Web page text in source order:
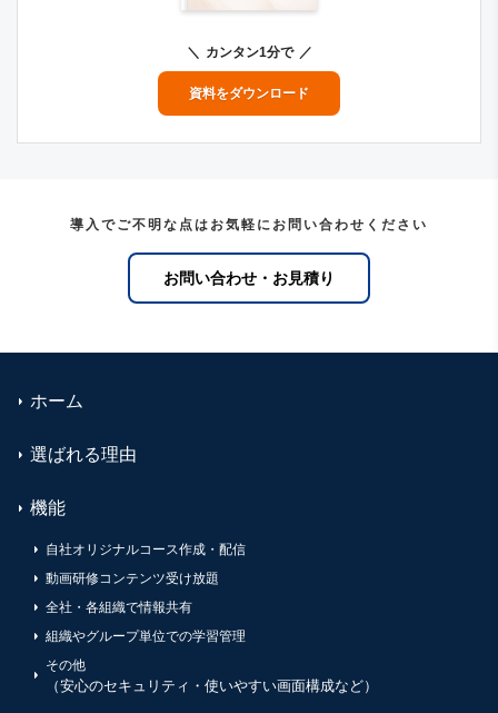
カンタン1分で
資料をダウンロード
導入でご不明な点はお気軽にお問い合わせください
お問い合わせ・お見積り
ホーム
選ばれる理由
機能
自社オリジナルコース作成・配信
動画研修コンテンツ受け放題
全社・各組織で情報共有
組織やグループ単位での学習管理
その他
（安心のセキュリティ・使いやすい画面構成など）